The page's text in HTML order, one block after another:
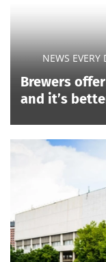
NEWS EVERY
Brewers
and it’s